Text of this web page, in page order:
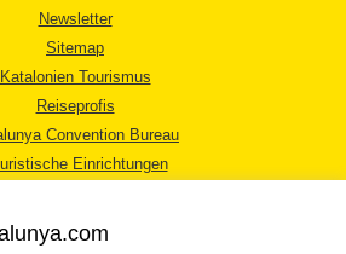
Newsletter
Sitemap
Katalonien Tourismus
Reiseprofis
Convention Bureau
Einrichtungen